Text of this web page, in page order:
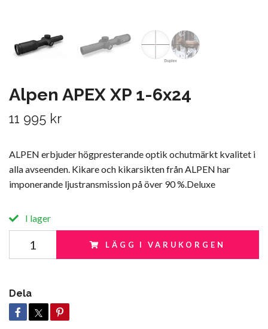
Alpen APEX XP 1-6x24
11 995 kr
ALPEN erbjuder högpresterande optik ochutmärkt kvalitet i
alla avseenden. Kikare och kikarsikten från ALPEN har
imponerande ljustransmission på över 90 %.Deluxe
I lager
LÄGG I VARUKORGEN
Dela